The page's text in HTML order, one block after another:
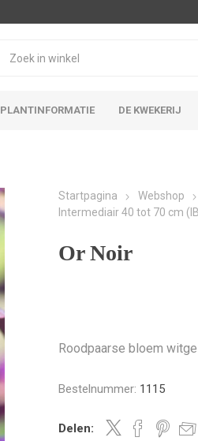
PLANTINFORMATIE DE KWEKERIJ
Startpagina Webshop
Intermediair 40 tot 70 cm
Or Noir
Roodpaarse bloem
Bestelnummer: 1115
Delen: